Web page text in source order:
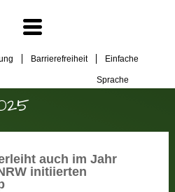
Barrierefreiheit Einfache
Sprache
auch im Jahr
initiierten